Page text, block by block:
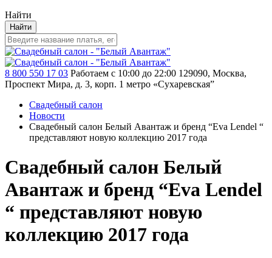
Найти
Найти
8 800 550 17 03 Работаем с 10:00 до 22:00 129090, Москва,
Проспект Мира, д. 3, корп. 1 метро «Сухаревская”
Свадебный салон
Новости
Свадебный салон Белый Авантаж и бренд “Eva Lendel “
представляют новую коллекцию 2017 года
Свадебный салон Белый
Авантаж и бренд “Eva Lendel
“ представляют новую
коллекцию 2017 года